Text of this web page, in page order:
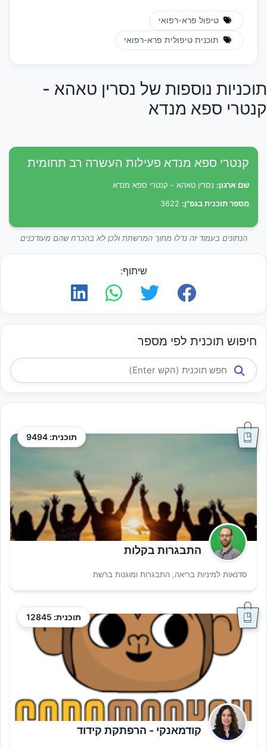
טיפול פרא-רפואי
תוכנית טיפולית פרא-רפואי
תוכניות נוספות של נסרין טאהא -
קנטרי ספא מנדא
קנטרי ספא מנדא פעילות העשרה רב תחומית
שם ארגון: נסרין טאהא - קנטרי ספא מנדא
מספר תוכנית בגפ"ן:
הנתונים בעמוד זה נדלו מתוך המרשתת ולכן לא בהכרח שהם מעודכנים
שיתוף:
חיפוש תוכנית לפי מספר
תוכנית: 9494
התבגרות בקלות
סדנאות למיניות בריאה, התבגרות ומוגנות ברשת
תוכנית: 12845
קודמאנקי - הרפתקת קידוד